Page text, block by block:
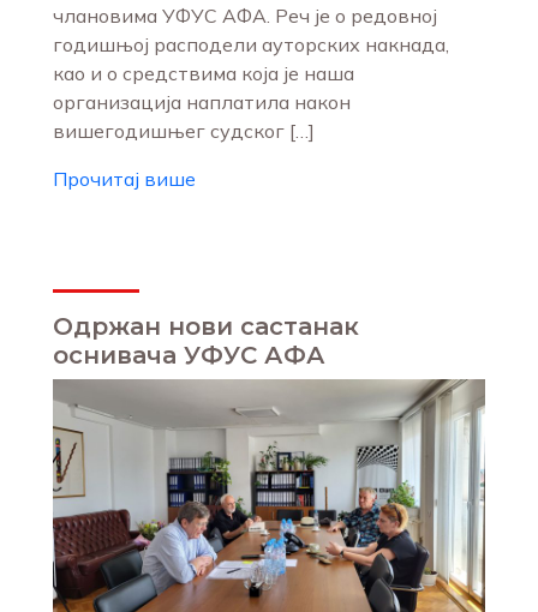
члановима УФУС АФА. Реч је о редовној
годишњој расподели ауторских накнада,
као и о средствима која је наша
организација наплатила након
вишегодишњег судског […]
Прочитај више
Одржан нови састанак
оснивача УФУС АФА